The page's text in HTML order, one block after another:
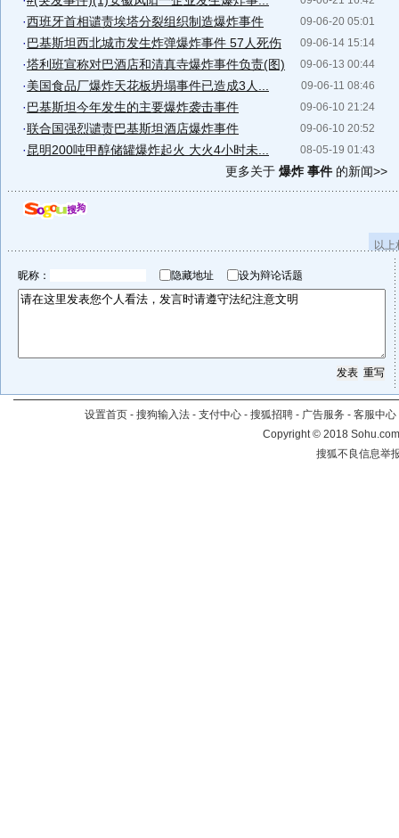
09-06-20 05:01
·西班牙首相谴责埃塔分裂组织制造爆炸事件
09-06-14 15:14
·巴基斯坦西北城市发生炸弹爆炸事件 57人死伤
09-06-13 00:44
·塔利班宣称对巴酒店和清真寺爆炸事件负责(图)
09-06-11 08:46
·美国食品厂爆炸天花板坍塌事件已造成3人...
09-06-10 21:24
·巴基斯坦今年发生的主要爆炸袭击事件
09-06-10 20:52
·联合国强烈谴责巴基斯坦酒店爆炸事件
08-05-19 01:43
·昆明200吨甲醇储罐爆炸起火 大火4小时未...
更多关于 爆炸 事件的新闻>>
以
昵称： 隐藏地址 设为辩论话题
设置首页 - 搜狗输入法 - 支付中心 - 搜狐招聘 - 广告服务 - 客服中心
Copyright©2018
搜狐不良信息举